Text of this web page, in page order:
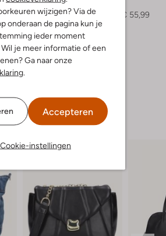
wijzigen? Via de
onderaan de pagina kun je
ieder moment
je meer informatie of een
Ga naar onze
Accepteren
Cookie-instellingen
look
€ 69,99
€ 55,99